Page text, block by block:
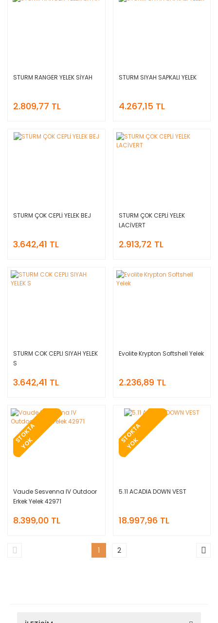
STURM RANGER YELEK SİYAH
2.809,77 TL
STURM SIYAH SAPKALI YELEK
4.267,15 TL
STURM ÇOK CEPLİ YELEK BEJ
3.642,41 TL
STURM ÇOK CEPLİ YELEK
LACİVERT
2.913,72 TL
STURM COK CEPLI SIYAH YELEK
S
3.642,41 TL
Evolite Krypton Softshell Yelek
2.236,89 TL
S
T
O
K
T
A
Y
O
K
Vaude Sesvenna IV Outdoor
Erkek Yelek 42971
8.399,00 TL
S
T
O
K
T
A
Y
O
K
5.11 ACADIA DOWN VEST
18.997,96 TL
1 2